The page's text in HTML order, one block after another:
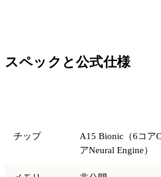
スペックと公式仕様
チップ
A15 Bionic（6コア
アNeural Engine）